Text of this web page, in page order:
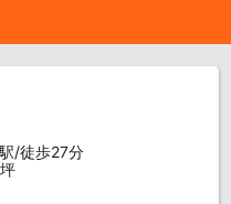
/徒歩27分